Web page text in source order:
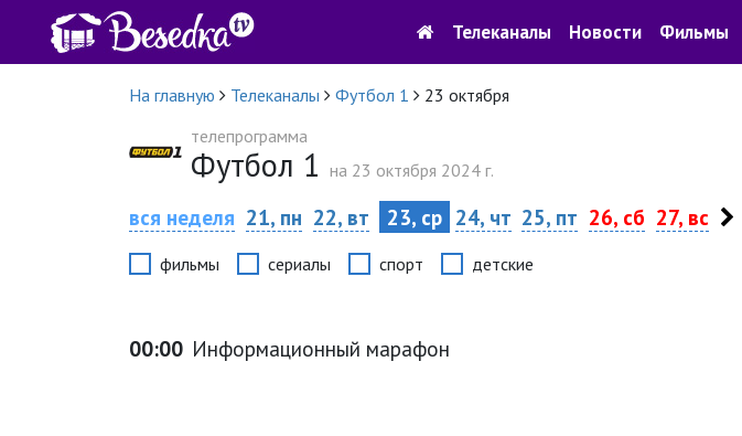
Телеканалы Новости Фильмы
На главную Телеканалы Футбол 1
23 октября
телепрограмма
Футбол 1 на 23 октября 2024 г.
вся неделя 21, пн 22, вт 23, ср 24, чт 25, пт 26, сб 27, вс
фильмы сериалы спорт детские
00:00 Информационный марафон